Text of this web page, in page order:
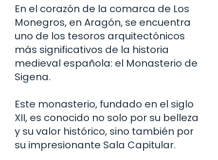
En el corazón de la comarca de Los
Monegros, en Aragón, se encuentra
uno de los tesoros arquitectónicos
más significativos de la historia
medieval española: el Monasterio de
Sigena.
Este monasterio, fundado en el siglo
XII, es conocido no solo por su belleza
y su valor histórico, sino también por
su impresionante Sala Capitular.